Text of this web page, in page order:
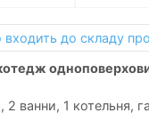
до складу
2 ванни, 1 котельня,